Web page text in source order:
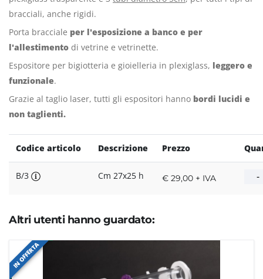
bracciali, anche rigidi.
Porta bracciale per l'esposizione a banco e per
l'allestimento di vetrine e vetrinette.
Espositore per bigiotteria e gioielleria in plexiglass, leggero e
funzionale.
Grazie al taglio laser, tutti gli espositori hanno bordi lucidi e
non taglienti.
Codice articolo Descrizione Prezzo
B/3 Cm 27x25 h € 29,00 + IVA
Altri utenti hanno guardato:
IN OFFERTA